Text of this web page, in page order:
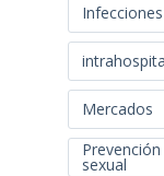
Mercados
sexual